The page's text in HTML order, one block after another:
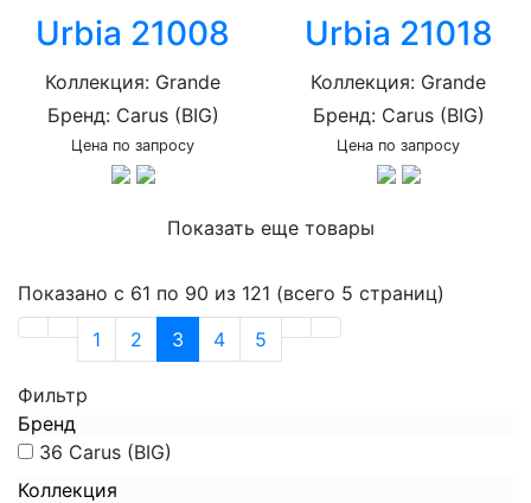
Фильтр
Бренд
36 Carus (BIG)
Коллекция
Urbia 21008
Коллекция: Grande
Бренд: Carus (BIG)
Цена по запросу
Urbia 21018
Коллекция: Grande
Бренд: Carus (BIG)
Цена по запросу
Показать еще товары
Показано с 61 по 90 из 121 (всего 5 страниц)
1
2 3 4 5